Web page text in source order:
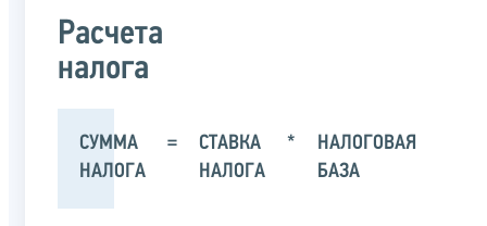
Расчета
налога
СУММА
НАЛОГА
=
СТАВКА
НАЛОГА
*
НАЛОГОВАЯ
БАЗА